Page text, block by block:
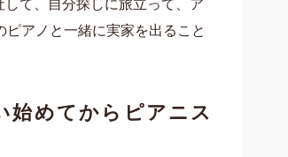
アノと一緒に実家を出ること
始めてから ピアニス